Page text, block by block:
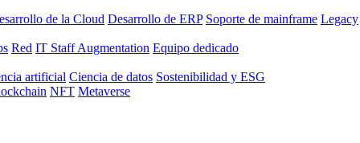
de la Cloud Desarrollo de ERP Soporte de mainframe Legacy
Red IT Staff Augmentation Equipo dedicado
artificial Ciencia de datos Sostenibilidad y ESG
NFT Metaverse